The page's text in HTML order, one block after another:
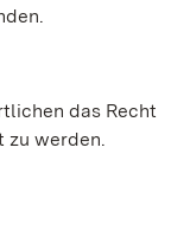
das Recht
zu werden.